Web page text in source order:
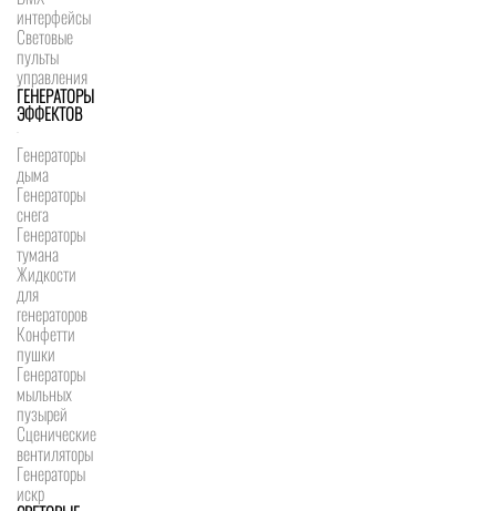
интерфейсы
Световые
пульты
управления
ГЕНЕРАТОРЫ
ЭФФЕКТОВ
Генераторы
дыма
Генераторы
снега
Генераторы
тумана
Жидкости
для
генераторов
Конфетти
пушки
Генераторы
мыльных
пузырей
Сценические
вентиляторы
Генераторы
искр